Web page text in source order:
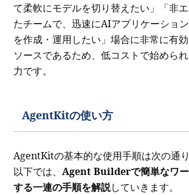
て柔軟にモデルを切り替えたい」「非
たチームで、迅速にAIアプリケーショ
を作成・運用したい」場合に非常に有
ソースであるため、低コストで始めら
力です。
AgentKitの使い方
AgentKitの基本的な使用手順は次の通り
以下では、Agent Builderで簡単なワ
する一連の手順を解説していきます。